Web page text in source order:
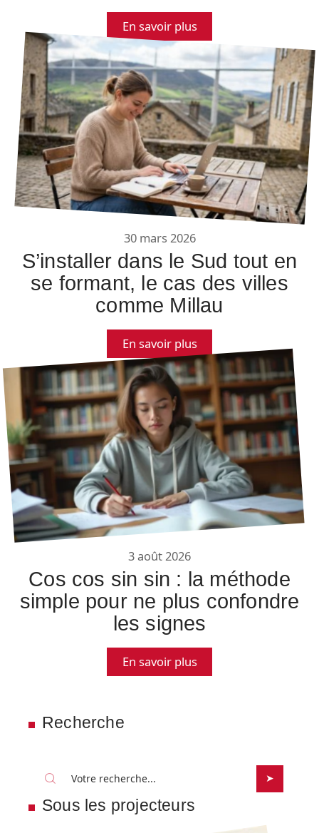
En savoir plus
30 mars 2026
S’installer dans le Sud tout en
se formant, le cas des villes
comme Millau
En savoir plus
3 août 2026
Cos cos sin sin : la méthode
simple pour ne plus confondre
les signes
En savoir plus
Recherche
Sous les projecteurs